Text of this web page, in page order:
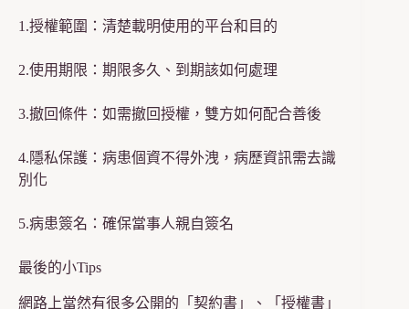
1.授權範圍：清楚載明使用的平台和目的
2.使用期限：期限多久、到期該如何處理
3.撤回條件：如需撤回授權，雙方如何配合善後
4.隱私保護：病患個資不得外洩，病歷資訊需去識
別化
5.病患簽名：確保當事人親自簽名
最後的小Tips
網路上當然有很多公開的「契約書」、「授權書」